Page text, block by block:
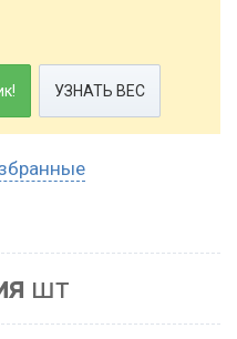
УЗНАТЬ ВЕС
шт